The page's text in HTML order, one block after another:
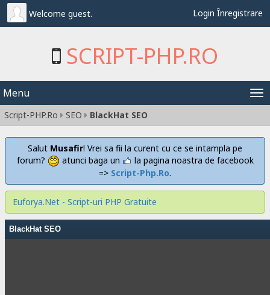
Welcome guest. Login Înregistrare
SCRIPT-PHP.RO
Menu
Script-PHP.Ro SEO BlackHat SEO
Salut Musafir! Vrei sa fii la curent cu ce se intampla pe
forum?
atunci baga un
la pagina noastra de facebook
=> Script-Php.Ro.
Euforya.Net - Script-uri PHP Gratuite
BlackHat SEO